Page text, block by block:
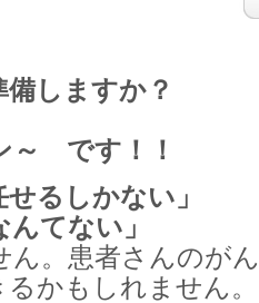
しますか？
～ です！！
るしかない」
てない」
ん。患者さんのが
かもしれません